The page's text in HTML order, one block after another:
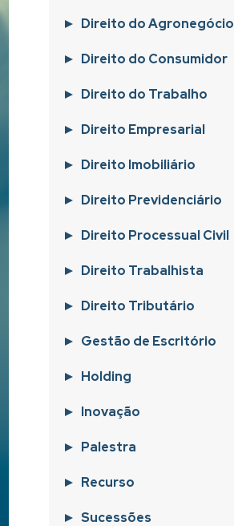
Direito do Agronegócio
Direito do Consumidor
Direito do Trabalho
Direito Empresarial
Direito Imobiliário
Direito Previdenciário
Direito Processual Civil
Direito Trabalhista
Direito Tributário
Gestão de Escritório
Holding
Inovação
Palestra
Recurso
Sucessões